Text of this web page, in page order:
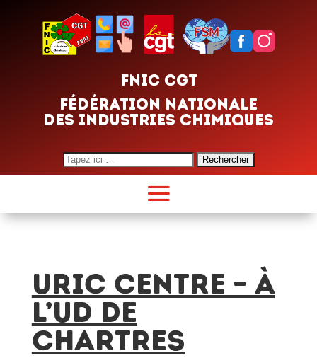
FNIC CGT
FÉDÉRATION NATIONALE
DES INDUSTRIES CHIMIQUES
Search
for:
URIC CENTRE – À
L’UD DE
CHARTRES